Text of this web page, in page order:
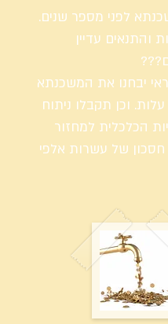
לפני מספר שנים.
והתנאים עדיין
יבחנו את המשכנתא
וכן תקבלו ניתוח
הכלכלית למחזור
של עשרות אלפי